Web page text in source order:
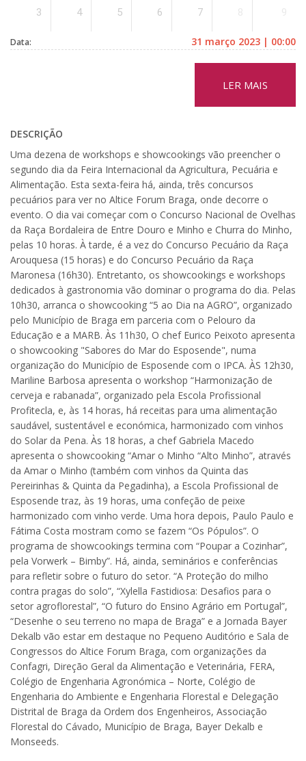
3 4 5 6 7
Data: 31 março 2023 | 00:00
LER MAIS
DESCRIÇÃO
Uma dezena de workshops e showcookings vão preencher o
segundo dia da Feira Internacional da Agricultura, Pecuária e
Alimentação. Esta sexta-feira há, ainda, três concursos
pecuários para ver no Altice Forum Braga, onde decorre o
evento. O dia vai começar com o Concurso Nacional de Ovelhas
da Raça Bordaleira de Entre Douro e Minho e Churra do Minho,
pelas 10 horas. À tarde, é a vez do Concurso Pecuário da Raça
Arouquesa (15 horas) e do Concurso Pecuário da Raça
Maronesa (16h30). Entretanto, os showcookings e workshops
dedicados à gastronomia vão dominar o programa do dia. Pelas
10h30, arranca o showcooking “5 ao Dia na AGRO”, organizado
pelo Município de Braga em parceria com o Pelouro da
Educação e a MARB. Às 11h30, O chef Eurico Peixoto apresenta
o showcooking "Sabores do Mar do Esposende", numa
organização do Município de Esposende com o IPCA. ÀS 12h30,
Mariline Barbosa apresenta o workshop “Harmonização de
cerveja e rabanada”, organizado pela Escola Profissional
Profitecla, e, às 14 horas, há receitas para uma alimentação
saudável, sustentável e económica, harmonizado com vinhos
do Solar da Pena. Às 18 horas, a chef Gabriela Macedo
apresenta o showcooking “Amar o Minho “Alto Minho”, através
da Amar o Minho (também com vinhos da Quinta das
Pereirinhas & Quinta da Pegadinha), a Escola Profissional de
Esposende traz, às 19 horas, uma confeção de peixe
harmonizado com vinho verde. Uma hora depois, Paulo Paulo e
Fátima Costa mostram como se fazem “Os Pópulos”. O
programa de showcookings termina com “Poupar a Cozinhar”,
pela Vorwerk – Bimby”. Há, ainda, seminários e conferências
para refletir sobre o futuro do setor. “A Proteção do milho
contra pragas do solo”, “Xylella Fastidiosa: Desafios para o
setor agroflorestal”, “O futuro do Ensino Agrário em Portugal”,
“Desenhe o seu terreno no mapa de Braga” e a Jornada Bayer
Dekalb vão estar em destaque no Pequeno Auditório e Sala de
Congressos do Altice Forum Braga, com organizações da
Confagri, Direção Geral da Alimentação e Veterinária, FERA,
Colégio de Engenharia Agronómica – Norte, Colégio de
Engenharia do Ambiente e Engenharia Florestal e Delegação
Distrital de Braga da Ordem dos Engenheiros, Associação
Florestal do Cávado, Município de Braga, Bayer Dekalb e
Monseeds.